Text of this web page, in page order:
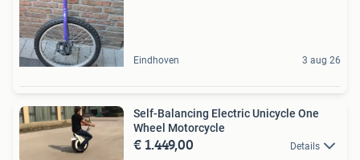
Eindhoven 3 aug 26
Self-Balancing Electric Unicycle One
Wheel Motorcycle
€ 1.449,00 Details